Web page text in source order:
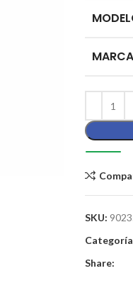
MARCA
SKU:
Share: